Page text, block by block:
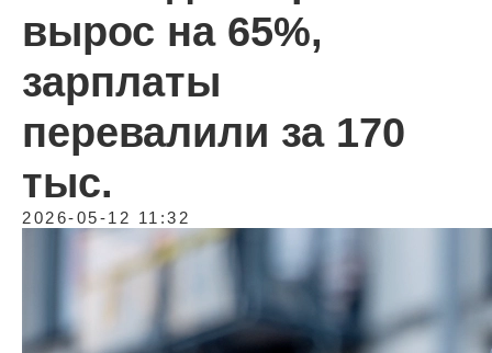
вырос на 65%,
зарплаты
перевалили за 170
тыс.
2026-05-12 11:32